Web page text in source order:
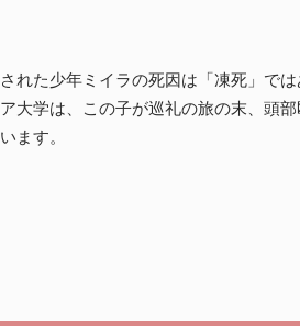
れた少年ミイラの死因は「凍死」で
大学は、この子が巡礼の旅の末、頭
ます。